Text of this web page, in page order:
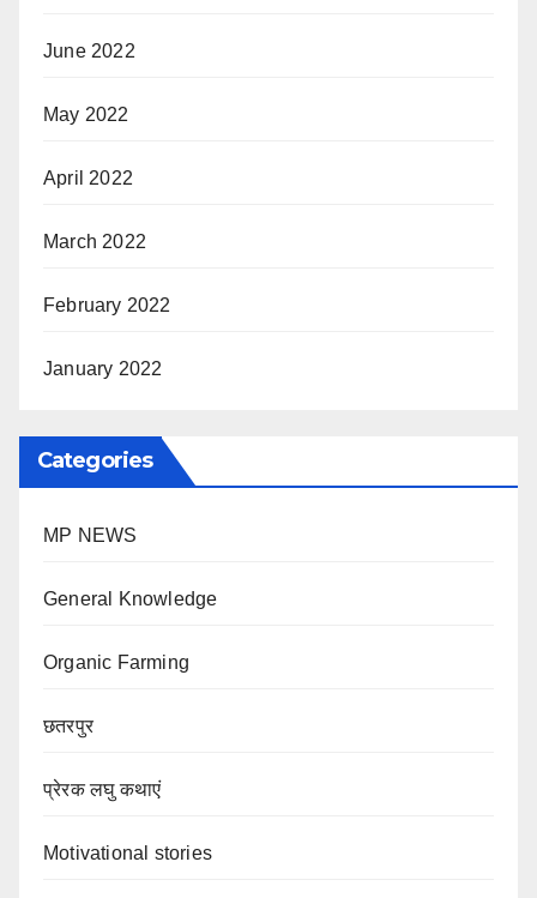
June 2022
May 2022
April 2022
March 2022
February 2022
January 2022
Categories
MP NEWS
General Knowledge
Organic Farming
छतरपुर
प्रेरक लघु कथाएं
Motivational stories